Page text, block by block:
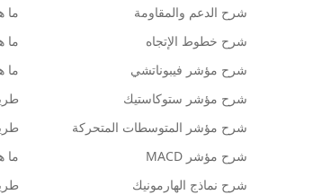
شرح الدعم والمقاومة
شرح خطوط الإتجاه
شرح مؤشر فيبوناتشي
شرح مؤشر ستوكاستيك
شرح مؤشر المتوسطات المتحركة
شرح مؤشر MACD
شرح نماذج الهارمونيك
ما
ما
ما
ما